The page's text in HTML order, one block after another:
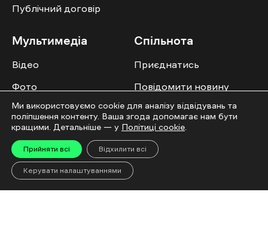
Публічний договір
Мультимедіа
Відео
Фото
Спецпроєкти
Спільнота
Приєднатись
Повідомити новину
Правила публікації
Колонок
Усі права захищені. ©2016-2026. Ґвара Медіа. Використання матеріалів сайту
Ми використовуємо cookie для аналізу відвідувань та
поліпшення контенту. Ваша згода допомагає нам бути
кращими. Детальніше — у Політиці cookie
Прийняти всі Відхилити всі
Керувати налаштуваннями